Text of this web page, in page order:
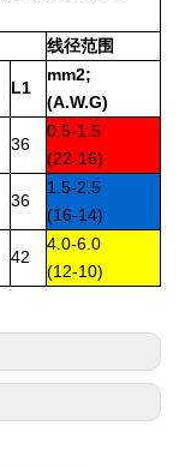
线径范围
L1
mm2;
(A.W.G)
36
0.5-1.5
(22-16)
36
1.5-2.5
(16-14)
42
4.0-6.0
(12-10)